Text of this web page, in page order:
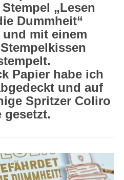
„Lesen
Dummheit“
mit einem
Papier habe ich
und auf
Spritzer Coliro
gesetzt.